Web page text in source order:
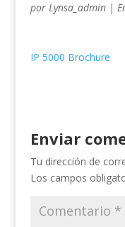
por Lynsa_admin|
IP 5000 Brochure
Enviar
Tu dirección de
Los campos